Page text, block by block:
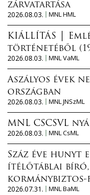
zárvatartása
2026.08.03.
MNL HML
KIÁLLÍTÁS │
történetéből
2026.08.03.
MNL VaML
Aszályos évek
országban
2026.08.03.
MNL JNSzML
MNL CSCSVL
2026.08.03.
MNL CsML
Száz éve hunyt
ítélőtáblai bíró,
kormánybiztos-
2026.07.31.
MNL BaML